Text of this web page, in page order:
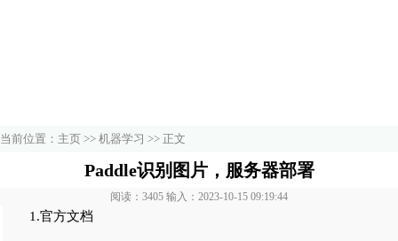
当前位置： 主页 >> 机器学习 >> 正文
Paddle识别图片，服务器部署
阅读：3405 输入：2023-10-15 09:19:44
1.官方文档